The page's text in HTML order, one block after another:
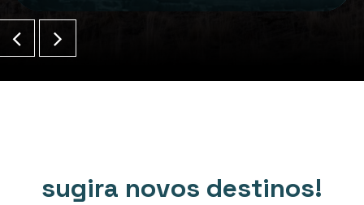
sugira novos destinos!